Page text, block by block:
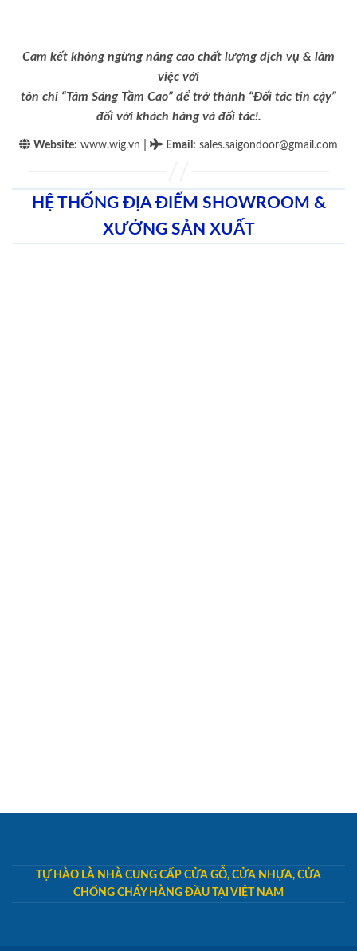
Cam kết không ngừng nâng cao chất lượng dịch vụ & làm
việc với
tôn chỉ “Tâm Sáng Tầm Cao” để trở thành “Đối tác tin cậy”
đối với khách hàng và đối tác!.
Website: www.wig.vn Email : sales.saigondoor@gmail.com
HỆ THỐNG ĐỊA ĐIỂM SHOWROOM &
XƯỞNG SẢN XUẤT
TỰ HÀO LÀ NHÀ CUNG CẤP CỬA GỖ, CỬA NHỰA, CỬA
CHỐNG CHÁY HÀNG ĐẦU TẠI VIỆT NAM